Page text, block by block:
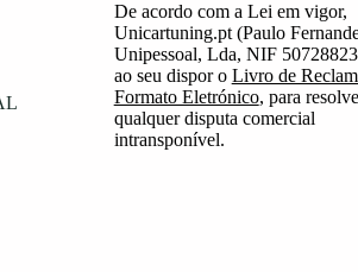
De acordo com a Lei em vigor,
Unicartuning.pt (Paulo
Unipessoal, Lda, NIF
ao seu dispor o Livro de
Formato Eletrónico, para
qualquer disputa comercial
intransponível.